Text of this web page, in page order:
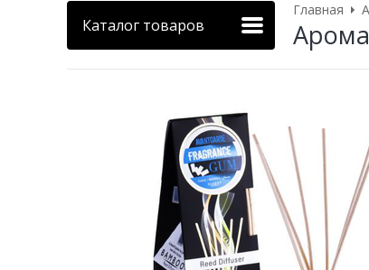
Каталог товаров
Главная